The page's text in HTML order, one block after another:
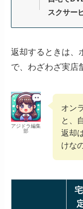
スクサー
返却するときは、
で、わざわざ実店
アジドラ編集
部
オン
と、
返却
けな